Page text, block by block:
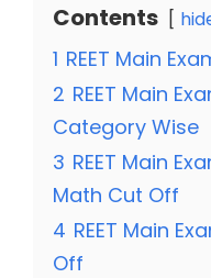
Contents
1 REET Main
2 REET Main
Category Wise
3 REET Main
Math Cut Off
4 REET Main
Off